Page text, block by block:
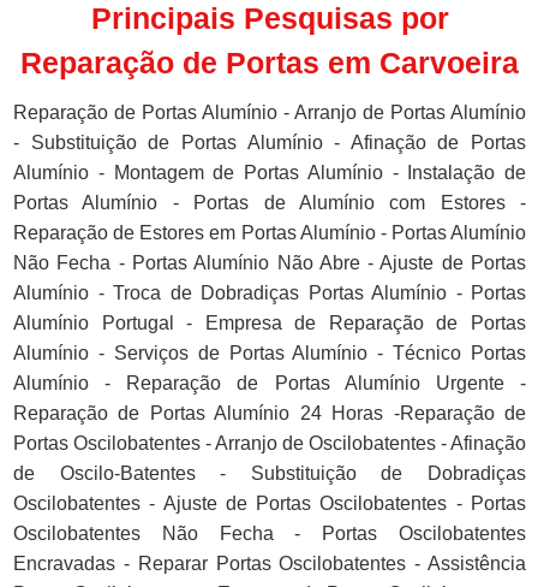
Principais Pesquisas por
Reparação de Portas em Carvoeira
Reparação de Portas Alumínio - Arranjo de Portas Alumínio
- Substituição de Portas Alumínio - Afinação de Portas
Alumínio - Montagem de Portas Alumínio - Instalação de
Portas Alumínio - Portas de Alumínio com Estores -
Reparação de Estores em Portas Alumínio - Portas Alumínio
Não Fecha - Portas Alumínio Não Abre - Ajuste de Portas
Alumínio - Troca de Dobradiças Portas Alumínio - Portas
Alumínio Portugal - Empresa de Reparação de Portas
Alumínio - Serviços de Portas Alumínio - Técnico Portas
Alumínio - Reparação de Portas Alumínio Urgente -
Reparação de Portas Alumínio 24 Horas -Reparação de
Portas Oscilobatentes - Arranjo de Oscilobatentes - Afinação
de Oscilo-Batentes - Substituição de Dobradiças
Oscilobatentes - Ajuste de Portas Oscilobatentes - Portas
Oscilobatentes Não Fecha - Portas Oscilobatentes
Encravadas - Reparar Portas Oscilobatentes - Assistência